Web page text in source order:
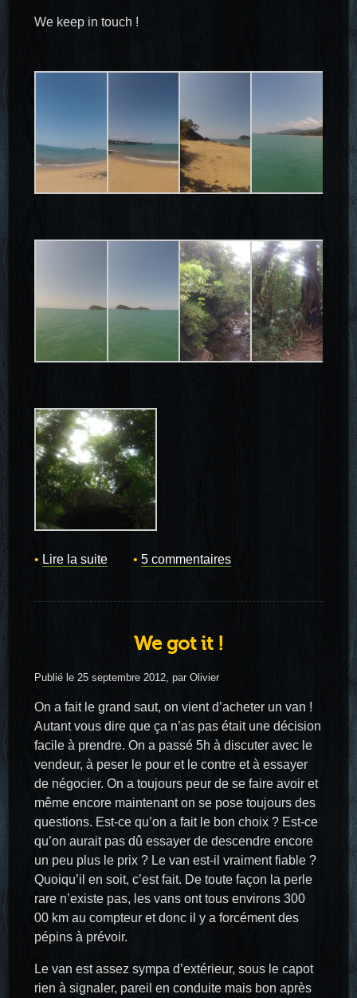
We keep in touch !
Lire la suite 5 commentaires
We got it !
Publié le 25 septembre 2012, par Olivier
On a fait le grand saut, on vient d’acheter un van !
Autant vous dire que ça n’as pas était une décision
facile à prendre. On a passé 5h à discuter avec le
vendeur, à peser le pour et le contre et à essayer
de négocier. On a toujours peur de se faire avoir et
même encore maintenant on se pose toujours des
questions. Est-ce qu’on a fait le bon choix ? Est-ce
qu’on aurait pas dû essayer de descendre encore
un peu plus le prix ? Le van est-il vraiment fiable ?
Quoiqu’il en soit, c’est fait. De toute façon la perle
rare n’existe pas, les vans ont tous environs 300
00 km au compteur et donc il y a forcément des
pépins à prévoir.
Le van est assez sympa d’extérieur, sous le capot
rien à signaler, pareil en conduite mais bon après